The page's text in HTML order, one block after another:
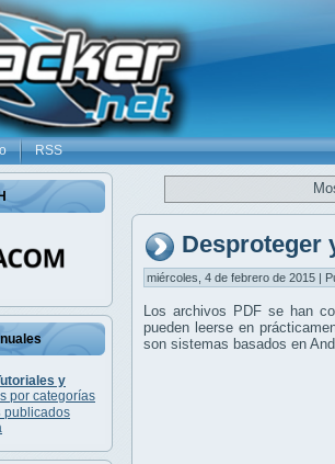
RSS
y
por categorías
publicados
Desproteger
miércoles, 4 de febrero de 2015 |
Los archivos PDF se han
pueden leerse en
son sistemas basados en